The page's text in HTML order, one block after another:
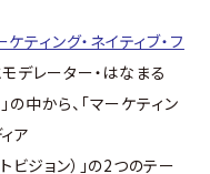
ィング・ネイティブ・フ
デレーター・はなまる
中から、「マーケティン
ア
ジョン）」の2つのテー